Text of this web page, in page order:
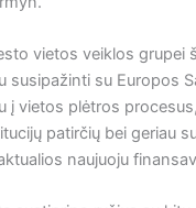
vietos veiklos grupei
susipažinti su Europos
į vietos plėtros
patirčių bei geriau
naujuoju